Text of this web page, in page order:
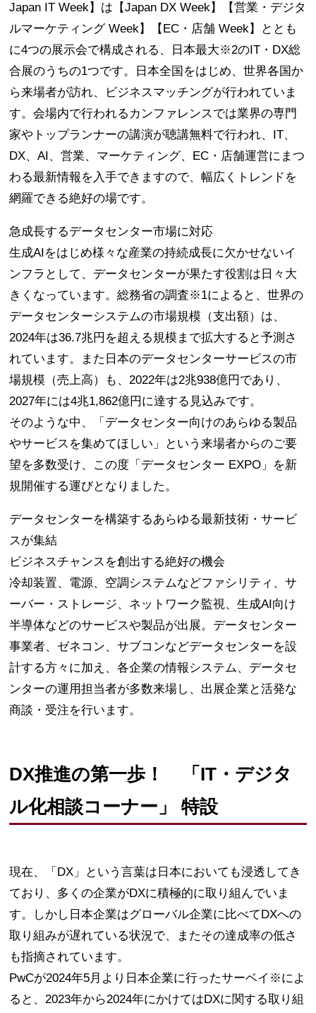
Japan IT Week】は【Japan DX Week】【営業・デジタ
ルマーケティング Week】【EC・店舗 Week】ととも
に4つの展示会で構成される、日本最大※2のIT・DX総
合展のうちの1つです。日本全国をはじめ、世界各国か
ら来場者が訪れ、ビジネスマッチングが行われていま
す。会場内で行われるカンファレンスでは業界の専門
家やトップランナーの講演が聴講無料で行われ、IT、
DX、AI、営業、マーケティング、EC・店舗運営にまつ
わる最新情報を入手できますので、幅広くトレンドを
網羅できる絶好の場です。
急成長するデータセンター市場に対応
生成AIをはじめ様々な産業の持続成長に欠かせないイ
ンフラとして、データセンターが果たす役割は日々大
きくなっています。総務省の調査※1によると、世界の
データセンターシステムの市場規模（支出額）は、
2024年は36.7兆円を超える規模まで拡大すると予測さ
れています。また日本のデータセンターサービスの市
場規模（売上高）も、2022年は2兆938億円であり、
2027年には4兆1,862億円に達する見込みです。
そのような中、「データセンター向けのあらゆる製品
やサービスを集めてほしい」という来場者からのご要
望を多数受け、この度「データセンター EXPO」を新
規開催する運びとなりました。
データセンターを構築するあらゆる最新技術・サービ
スが集結
ビジネスチャンスを創出する絶好の機会
冷却装置、電源、空調システムなどファシリティ、サ
ーバー・ストレージ、ネットワーク監視、生成AI向け
半導体などのサービスや製品が出展。データセンター
事業者、ゼネコン、サブコンなどデータセンターを設
計する方々に加え、各企業の情報システム、データセ
ンターの運用担当者が多数来場し、出展企業と活発な
商談・受注を行います。
DX推進の第一歩！ 「IT・デジタ
ル化相談コーナー」 特設
現在、「DX」という言葉は日本においても浸透してき
ており、多くの企業がDXに積極的に取り組んでいま
す。しかし日本企業はグローバル企業に比べてDXへの
取り組みが遅れている状況で、またその達成率の低さ
も指摘されています。
PwCが2024年5月より日本企業に行ったサーベイ※によ
ると、2023年から2024年にかけてはDXに関する取り組